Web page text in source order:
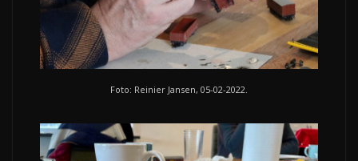
Foto: Reinier Jansen, 05-02-2022.